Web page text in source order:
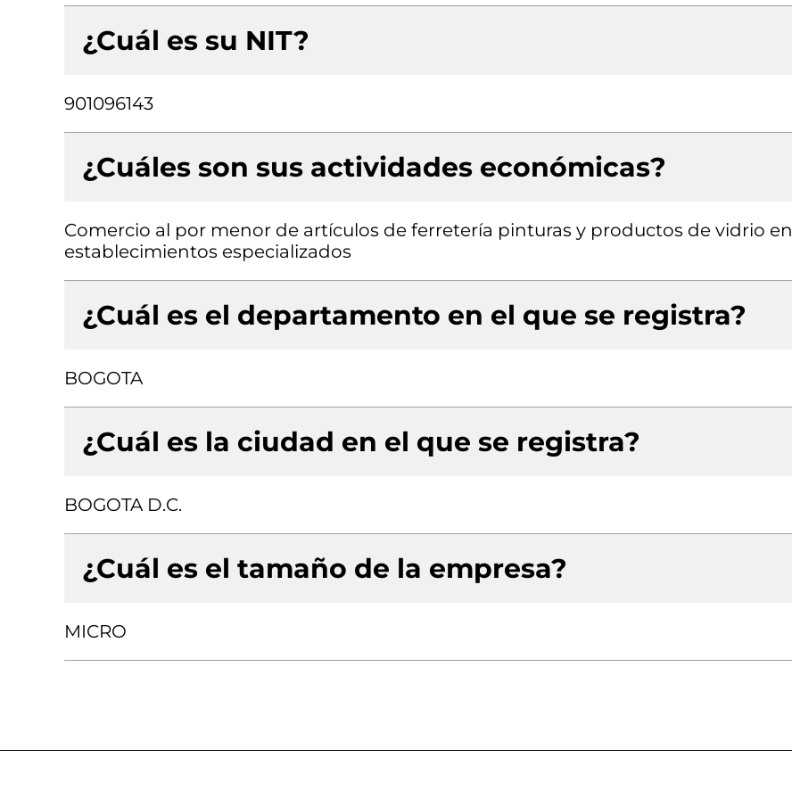
¿Cuál es su NIT?
901096143
¿Cuáles son sus actividades económicas?
Comercio al por menor de artículos de ferretería pinturas y productos de vidrio en
establecimientos especializados
¿Cuál es el departamento en el que se registra?
BOGOTA
¿Cuál es la ciudad en el que se registra?
BOGOTA D.C.
¿Cuál es el tamaño de la empresa?
MICRO